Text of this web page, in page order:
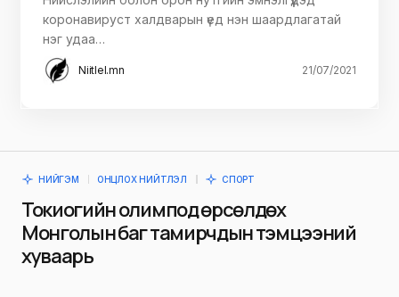
коронавируст халдварын үед нэн шаардлагатай
нэг удаа…
Niitlel.mn 21/07/2021
НИЙГЭМ ОНЦЛОХ НИЙТЛЭЛ СПОРТ
Токиогийн олимпод өрсөлдөх
Монголын баг тамирчдын тэмцээний
хуваарь